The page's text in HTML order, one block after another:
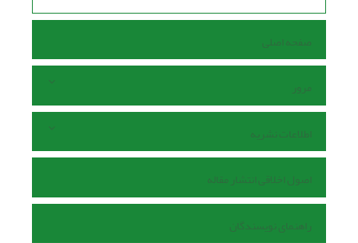
صفحه اصلی
مرور
اطلاعات نشریه
اصول اخلاقی انتشار مقاله
راهنمای نویسندگان